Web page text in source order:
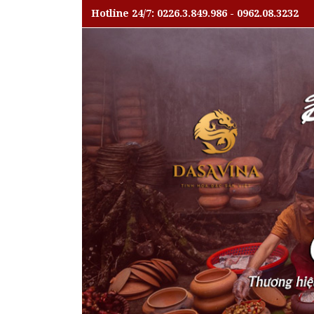
Hotline 24/7: 0226.3.849.986 - 0962.08.3232